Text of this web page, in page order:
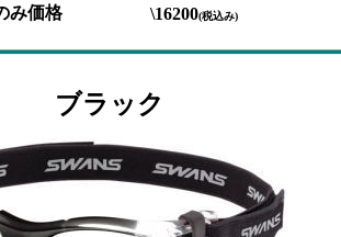
み価格 \16200(税込み)
ラック